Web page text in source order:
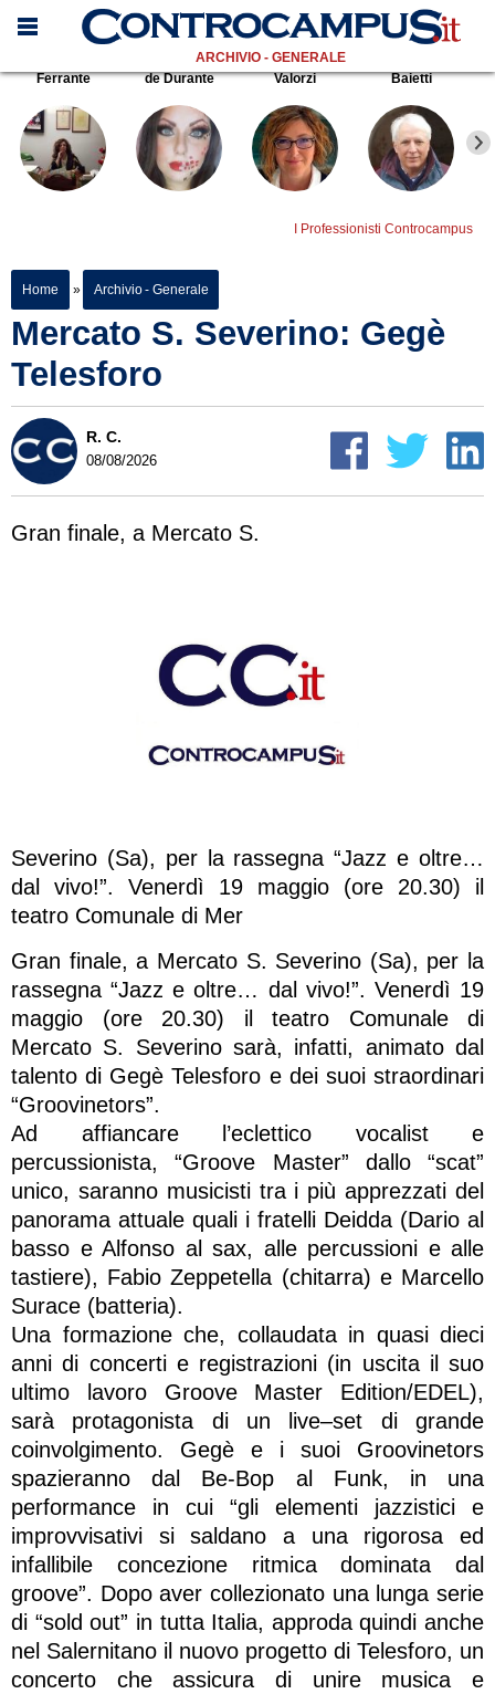
ARCHIVIO - GENERALE
Ferrante
de Durante Valorzi Baietti
I Professionisti Controcampus
Home » Archivio - Generale
Mercato S. Severino: Gegè
Telesforo
R. C.
08/08/2026
Gran finale, a Mercato S.
Severino (Sa), per la rassegna “Jazz e oltre…
dal vivo!”. Venerdì 19 maggio (ore 20.30) il
teatro Comunale di Mer
Gran finale, a Mercato S. Severino (Sa), per la
rassegna “Jazz e oltre… dal vivo!”. Venerdì 19
maggio (ore 20.30) il teatro Comunale di
Mercato S. Severino sarà, infatti, animato dal
talento di Gegè Telesforo e dei suoi straordinari
“Groovinetors”.
Ad affiancare l’eclettico vocalist e
percussionista, “Groove Master” dallo “scat”
unico, saranno musicisti tra i più apprezzati del
panorama attuale quali i fratelli Deidda (Dario al
basso e Alfonso al sax, alle percussioni e alle
tastiere), Fabio Zeppetella (chitarra) e Marcello
Surace (batteria).
Una formazione che, collaudata in quasi dieci
anni di concerti e registrazioni (in uscita il suo
ultimo lavoro Groove Master Edition/EDEL),
sarà protagonista di un live–set di grande
coinvolgimento. Gegè e i suoi Groovinetors
spazieranno dal Be-Bop al Funk, in una
performance in cui “gli elementi jazzistici e
improvvisativi si saldano a una rigorosa ed
infallibile concezione ritmica dominata dal
groove”. Dopo aver collezionato una lunga serie
di “sold out” in tutta Italia, approda quindi anche
nel Salernitano il nuovo progetto di Telesforo, un
concerto che assicura di unire musica e